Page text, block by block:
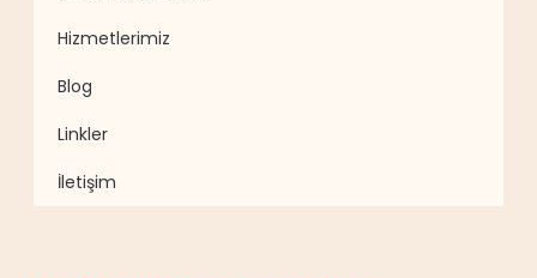
Hizmetlerimiz
Blog
Linkler
İletişim